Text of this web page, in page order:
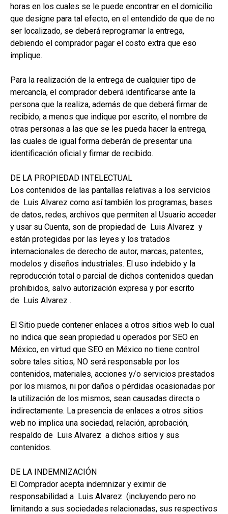
horas en los cuales se le puede encontrar en el domicilio
que designe para tal efecto, en el entendido de que de no
ser localizado, se deberá reprogramar la entrega,
debiendo el comprador pagar el costo extra que eso
implique.
Para la realización de la entrega de cualquier tipo de
mercancía, el comprador deberá identificarse ante la
persona que la realiza, además de que deberá firmar de
recibido, a menos que indique por escrito, el nombre de
otras personas a las que se les pueda hacer la entrega,
las cuales de igual forma deberán de presentar una
identificación oficial y firmar de recibido.
DE LA PROPIEDAD INTELECTUAL
Los contenidos de las pantallas relativas a los servicios
de Luis Alvarez como así también los programas, bases
de datos, redes, archivos que permiten al Usuario acceder
y usar su Cuenta, son de propiedad de Luis Alvarez y
están protegidas por las leyes y los tratados
internacionales de derecho de autor, marcas, patentes,
modelos y diseños industriales. El uso indebido y la
reproducción total o parcial de dichos contenidos quedan
prohibidos, salvo autorización expresa y por escrito
de Luis Alvarez .
El Sitio puede contener enlaces a otros sitios web lo cual
no indica que sean propiedad u operados por SEO en
México, en virtud que SEO en México no tiene control
sobre tales sitios, NO será responsable por los
contenidos, materiales, acciones y/o servicios prestados
por los mismos, ni por daños o pérdidas ocasionadas por
la utilización de los mismos, sean causadas directa o
indirectamente. La presencia de enlaces a otros sitios
web no implica una sociedad, relación, aprobación,
respaldo de Luis Alvarez a dichos sitios y sus
contenidos.
DE LA INDEMNIZACIÓN
El Comprador acepta indemnizar y eximir de
responsabilidad a Luis Alvarez (incluyendo pero no
limitando a sus sociedades relacionadas, sus respectivos